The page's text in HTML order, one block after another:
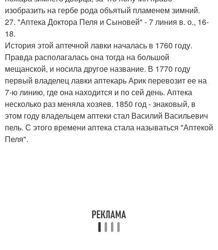
изобразить на гербе рода объятый пламенем зимний.
27. "Аптека Доктора Пеля и Сыновей" - 7 линия в. о., 16-
18.
История этой аптечной лавки началась в 1760 году.
Правда располагалась она тогда на большой
мещанской, и носила другое название. В 1770 году
первый владелец лавки аптекарь Арик перевозит ее на
7-ю линию, где она находится и по сей день. Аптека
несколько раз меняла хозяев. 1850 год - знаковый, в
этом году владельцем аптеки стал Василий Васильевич
пель. С этого времени аптека стала называться "Аптекой
Пеля".